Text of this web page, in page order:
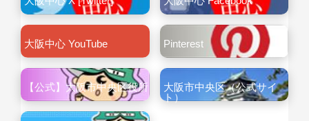
大阪中心 YouTube Pinterest
【公式】大阪市中央区役所
大阪市中央区（公式サイ
ト）